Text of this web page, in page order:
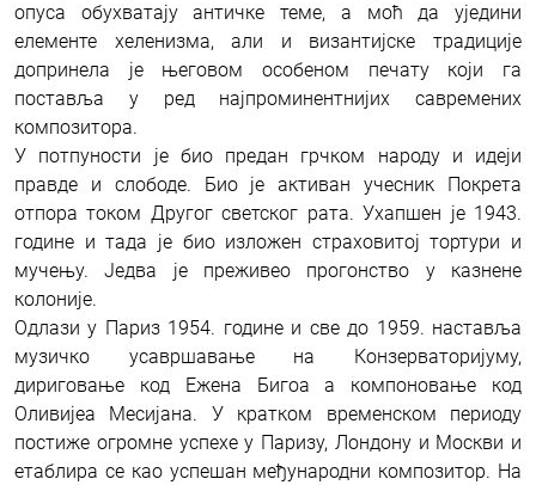
опуса обухватају античке теме, а моћ да уједини
елементе хеленизма, али и византијске традиције
допринела је његовом особеном печату који га
поставља у ред најпроминентнијих савремених
композитора.
У потпуности је био предан грчком народу и идеји
правде и слободе. Био је активан учесник Покрета
отпора током Другог светског рата. Ухапшен је 1943.
године и тада је био изложен страховитој тортури и
мучењу. Једва је преживео прогонство у казнене
колоније.
Одлази у Париз 1954. године и све до 1959. наставља
музичко усавршавање на Конзерваторијуму,
дириговање код Ежена Бигоа а компоновање код
Оливијеа Месијана. У кратком временском периоду
постиже огромне успехе у Паризу, Лондону и Москви и
етаблира се као успешан међународни композитор. На